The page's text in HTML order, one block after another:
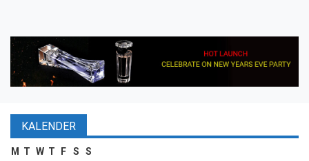
KALENDER
M T W T F S S